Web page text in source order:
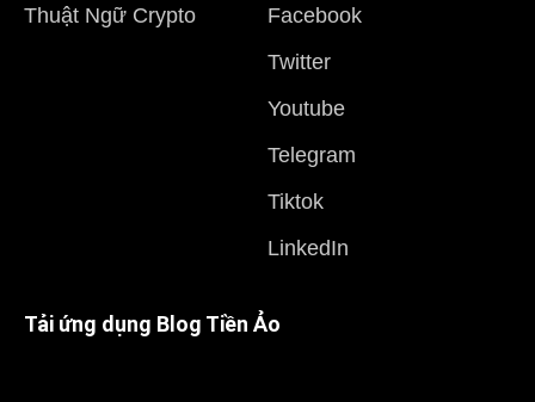
Thuật Ngữ Crypto
Facebook
Twitter
Youtube
Telegram
Tiktok
LinkedIn
Tải ứng dụng Blog Tiền Ảo